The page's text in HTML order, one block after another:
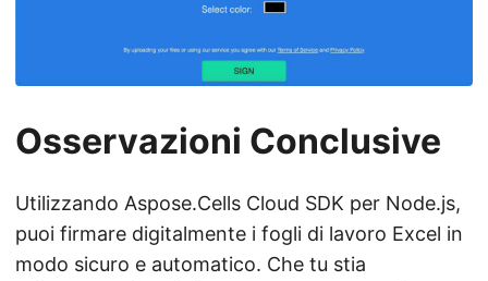
Osservazioni Conclusive
Utilizzando Aspose.Cells Cloud SDK per Node.js,
puoi firmare digitalmente i fogli di lavoro Excel in
modo sicuro e automatico. Che tu stia